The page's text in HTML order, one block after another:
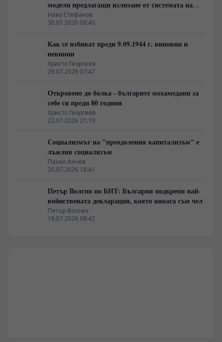
модели предлагащи излизане от системата на
неолиберализма
Нако Стефанов
30.07.2026 08:40
Как се избиват преди 9.09.1944 г. виновни и
невинни
Христо Георгиев
29.07.2026 07:47
Откровено до болка - българите мохамедани за
себе си преди 80 години
Христо Георгиев
22.07.2026 21:19
Социализмът на "преодоления капитализъм" е
лъжлив социализъм
Панко Анчев
20.07.2026 18:41
Петър Волгин по БНТ: България подкрепи най-
войнствената декларация, която някога съм чел
Петър Волгин
19.07.2026 08:42